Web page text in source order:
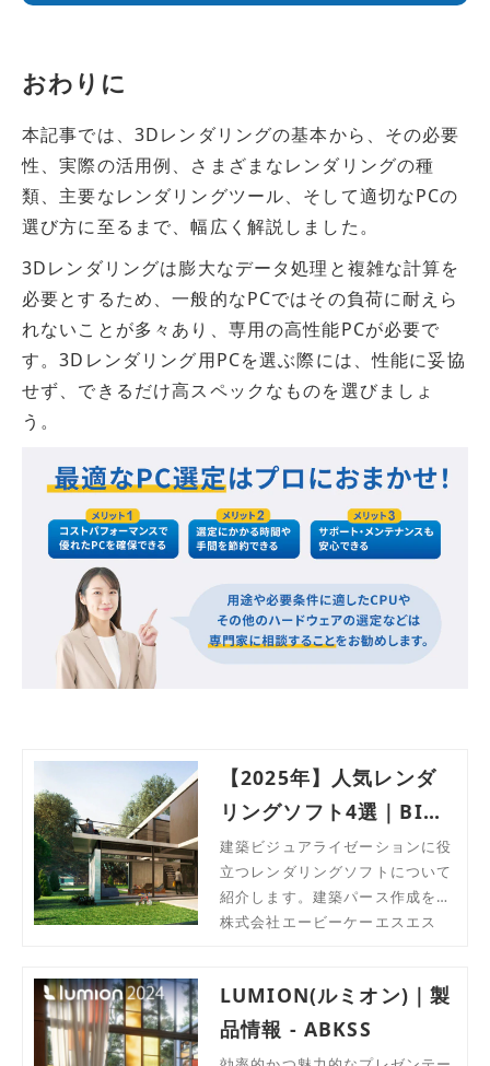
おわりに
本記事では、3Dレンダリングの基本から、その必要
性、実際の活用例、さまざまなレンダリングの種
類、主要なレンダリングツール、そして適切なPCの
選び方に至るまで、幅広く解説しました。
3Dレンダリングは膨大なデータ処理と複雑な計算を
必要とするため、一般的なPCではその負荷に耐えら
れないことが多々あり、専用の高性能PCが必要で
す。3Dレンダリング用PCを選ぶ際には、性能に妥協
せず、できるだけ高スペックなものを選びましょ
う。
【2025年】人気レンダ
リングソフト4選｜BIM
連携・建築ビジュアライ
ゼーション
建築ビジュアライゼーションに役
立つレンダリングソフトについて
紹介します。建築パース作成を行
いたい方、魅力的なプレゼンで差
株式会社エービーケーエスエス
LUMION(ルミオン)｜製
品情報 - ABKSS